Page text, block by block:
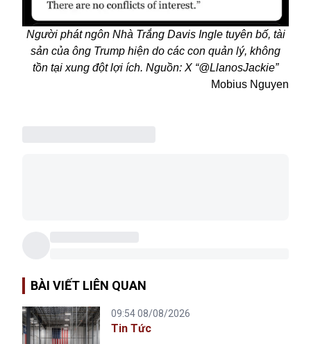
Người phát ngôn Nhà Trắng Davis Ingle tuyên bố, tài
sản của ông Trump hiện do các con quản lý, không
tồn tại xung đột lợi ích. Nguồn: X “@LlanosJackie”
Mobius Nguyen
BÀI VIẾT LIÊN QUAN
09:54 08/08/2026
Tin Tức